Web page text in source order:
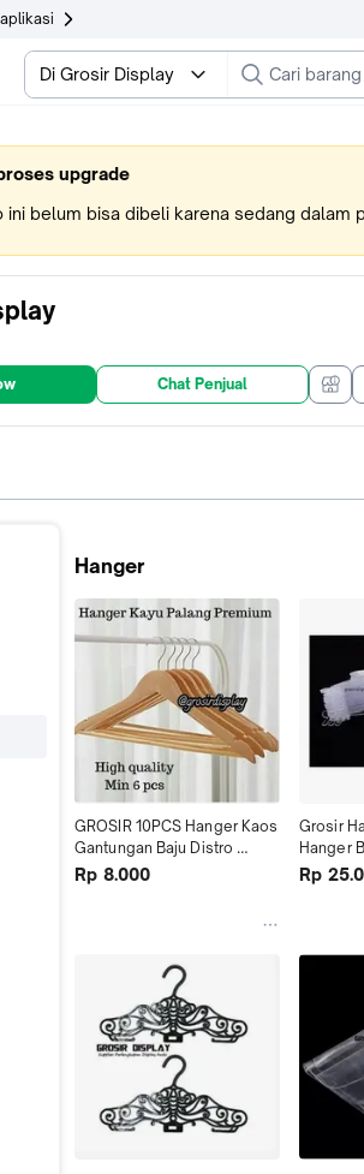
Di Grosir Display
upgrade
ini belum bisa dibeli karena sedang dalam
Chat Penjual
Hanger
GROSIR 10PCS Hanger Kaos
Gantungan Baju Distro
Hanger Kayu Palang
Rp 8.000
Grosir
Hanger
Kristal
Rp